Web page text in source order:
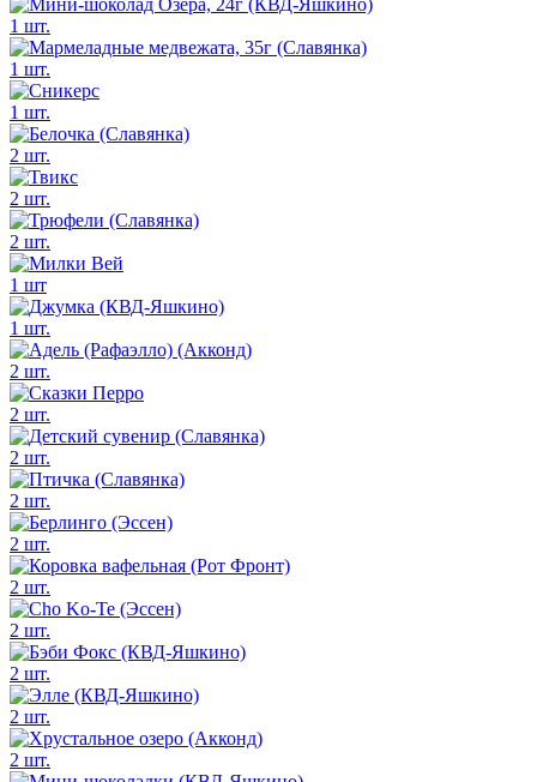
1 шт.
1 шт.
1 шт.
2 шт.
2 шт.
2 шт.
1 шт
1 шт.
2 шт.
2 шт.
2 шт.
2 шт.
2 шт.
2 шт.
2 шт.
2 шт.
2 шт.
2 шт.